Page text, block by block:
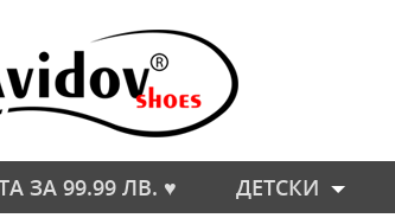
ЗА 99.99 ЛВ. ♥ ДЕТСКИ